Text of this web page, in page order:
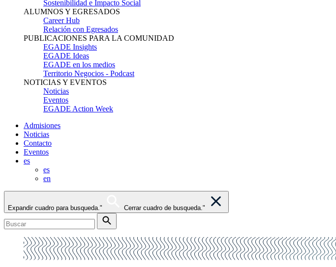
Sostenibilidad e Impacto Social
ALUMNOS Y EGRESADOS
Career Hub
Relación con Egresados
PUBLICACIONES PARA LA COMUNIDAD
EGADE Insights
EGADE Ideas
EGADE en los medios
Territorio Negocios - Podcast
NOTICIAS Y EVENTOS
Noticias
Eventos
EGADE Action Week
Admisiones
Noticias
Contacto
Eventos
es
es
en
Expandir cuadro para busqueda." Cerrar cuadro de busqueda."